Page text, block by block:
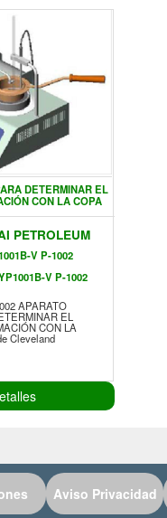
DETERMINAR EL
CON LA COPA
PETROLEUM
V P-1002
V P-1002
APARATO
EL
CON LA
Cleveland
Aviso Privacidad